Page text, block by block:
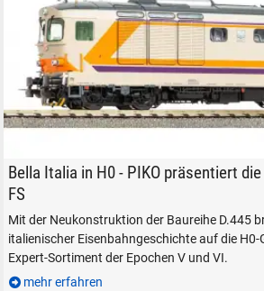
Neu von PIKO: Die FS-Baureihe D.445 in 1:87.
Bella Italia in H0 - PIKO präsentiert
FS
Mit der Neukonstruktion der Baureihe D.445
italienischer Eisenbahngeschichte auf die H0-
Expert-Sortiment der Epochen V und VI.
mehr erfahren